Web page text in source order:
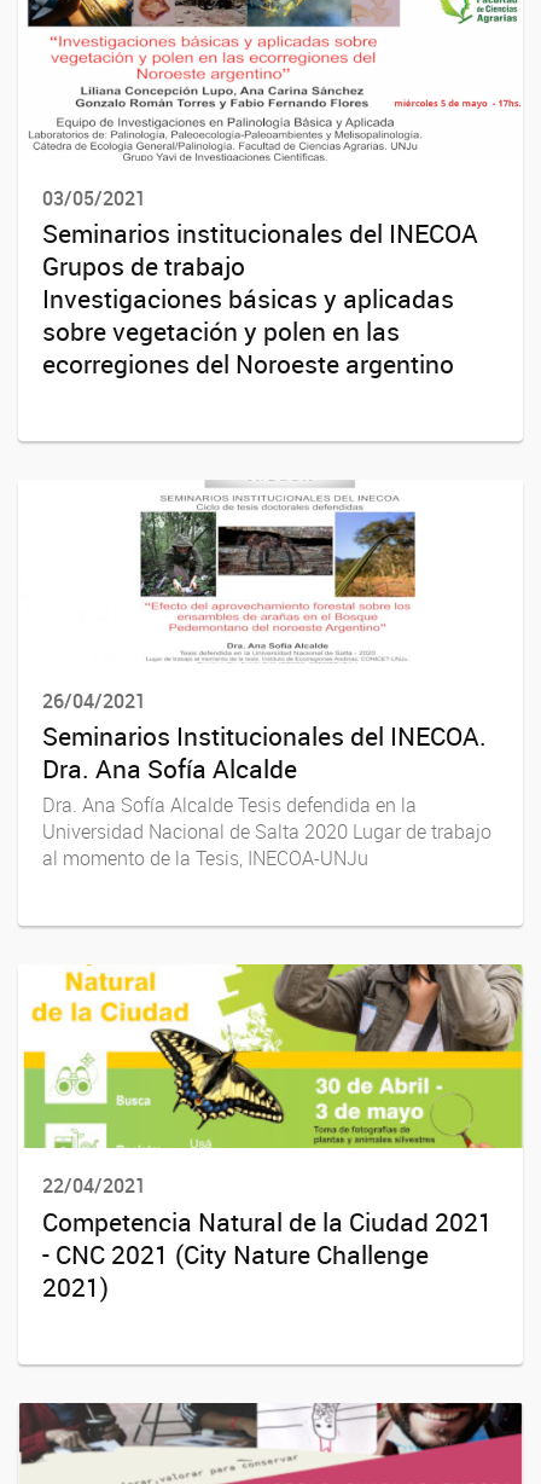
03/05/2021
Seminarios institucionales del INECOA
Grupos de trabajo
Investigaciones básicas y aplicadas
sobre vegetación y polen en las
ecorregiones del Noroeste argentino
26/04/2021
Seminarios Institucionales del INECOA.
Dra. Ana Sofía Alcalde
Dra. Ana Sofía Alcalde Tesis defendida en la
Universidad Nacional de Salta 2020 Lugar de trabajo
al momento de la Tesis, INECOA-UNJu
22/04/2021
Competencia Natural de la Ciudad 2021
- CNC 2021 (City Nature Challenge
2021)